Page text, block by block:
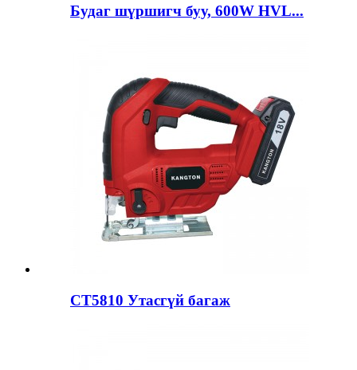
Будаг шүршигч буу, 600W HVL...
CT5810 Утасгүй багаж